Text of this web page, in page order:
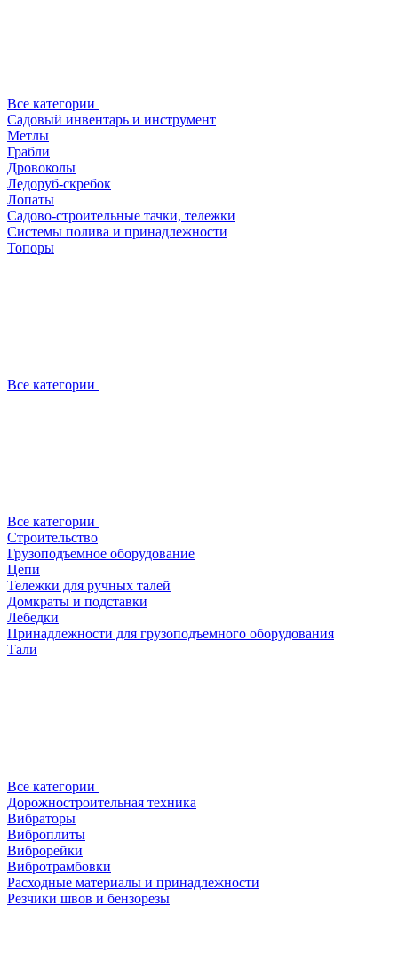
Все категории
Садовый инвентарь и инструмент
Метлы
Грабли
Дровоколы
Ледоруб-скребок
Лопаты
Садово-строительные тачки, тележки
Системы полива и принадлежности
Топоры
Все категории
Все категории
Строительство
Грузоподъемное оборудование
Цепи
Тележки для ручных талей
Домкраты и подставки
Лебедки
Принадлежности для грузоподъемного оборудования
Тали
Все категории
Дорожностроительная техника
Вибраторы
Виброплиты
Виброрейки
Вибротрамбовки
Расходные материалы и принадлежности
Резчики швов и бензорезы